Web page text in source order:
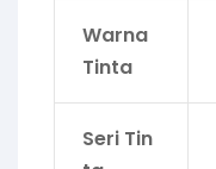
Warna
Tinta
Seri Tin